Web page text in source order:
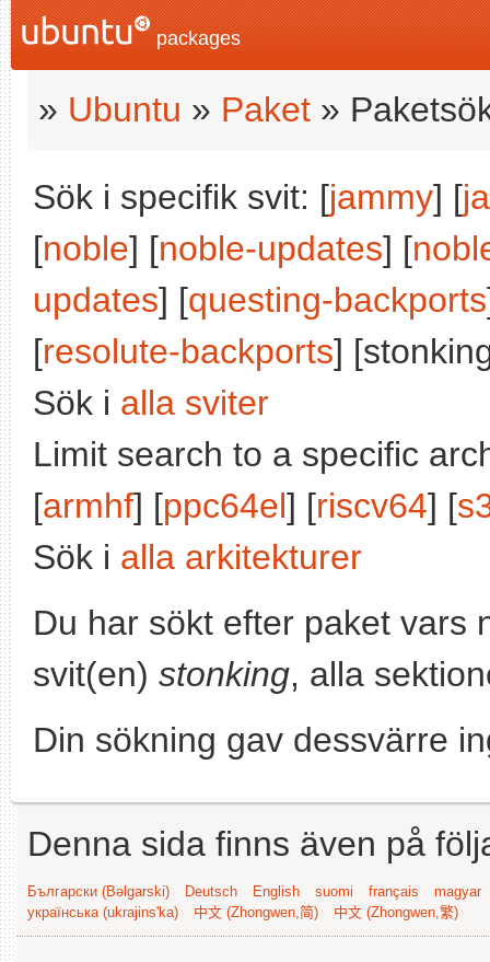
packages
» Ubuntu » Paket »
Sök i specifik svit: [jammy] [
[noble] [noble-updates] [
updates] [questing-backports
[resolute-backports]
Sök i alla sviter
Limit search to a specific
[armhf] [ppc64el] [riscv64] [
Sök i alla arkitekturer
Du har sökt efter paket vars
svit(en) stonking, alla
Din sökning gav dessvärre
Denna sida finns även på
Български (Bəlgarski) Deutsch English suomi français
magyar
українська (ukrajins'ka)
中文 (Zhongwen,简) 中文 (Zhongwen,繁)